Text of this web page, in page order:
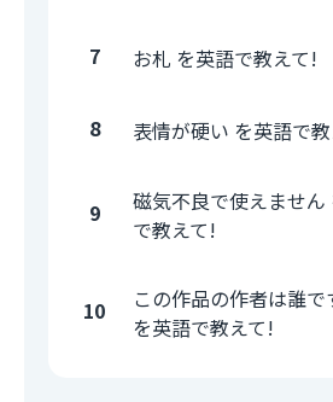
7 お札 を英語で教えて!
8 表情が硬い を英語で
9
磁気不良で使えません
で教えて!
10
この作品の作者は誰で
を英語で教えて!